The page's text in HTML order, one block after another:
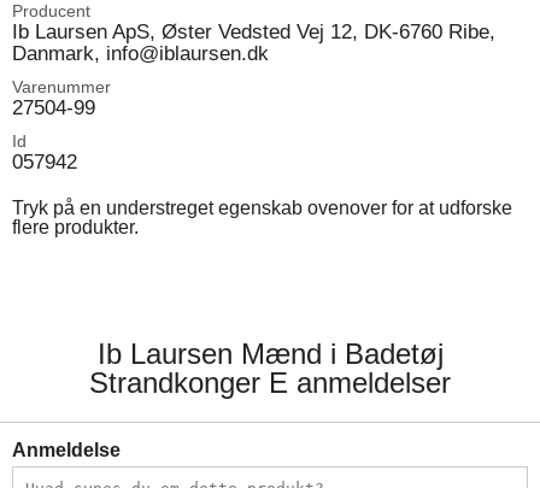
Producent
Ib Laursen ApS, Øster Vedsted Vej 12, DK-6760 Ribe,
Danmark, info@iblaursen.dk
Varenummer
27504-99
Id
057942
Tryk på en understreget egenskab ovenover for at udforske
flere produkter.
Ib Laursen Mænd i Badetøj
Strandkonger E anmeldelser
Anmeldelse